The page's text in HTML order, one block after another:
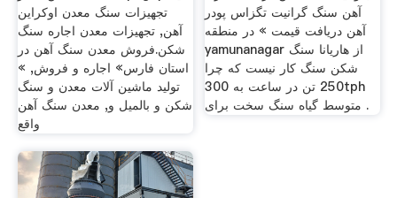
تجهیزات سنگ معدن اوکراین
آهن, تجهیزات معدن اجاره سنگ
شکن.فروش معدن سنگ آهن در
استان فارس» اجاره و فروش, »
تولید ماشین آلات معدن و سنگ
شکن و بالمیل و, معدن سنگ آهن
واقع
آهن سنگ گرانیت تگزاس پودر
آهن دریافت قیمت » در منطقه
yamunanagar از هاریانا سنگ
شکن سنگ کار نیست که چرا
250 تن در ساعت به 300tph
متوسط گیاه سنگ سخت برای .